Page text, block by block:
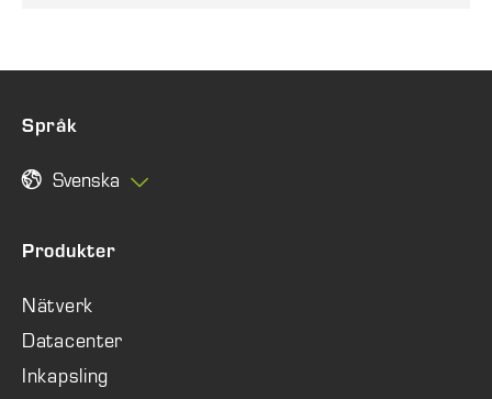
Språk
Svenska
Produkter
Nätverk
Datacenter
Inkapsling